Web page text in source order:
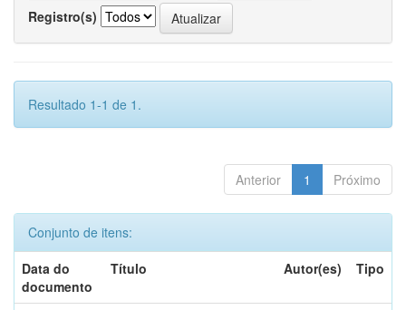
Registro(s)
Resultado 1-1 de 1.
Anterior 1 Próximo
Conjunto de itens:
Data do
documento
Título Autor(es) Tipo